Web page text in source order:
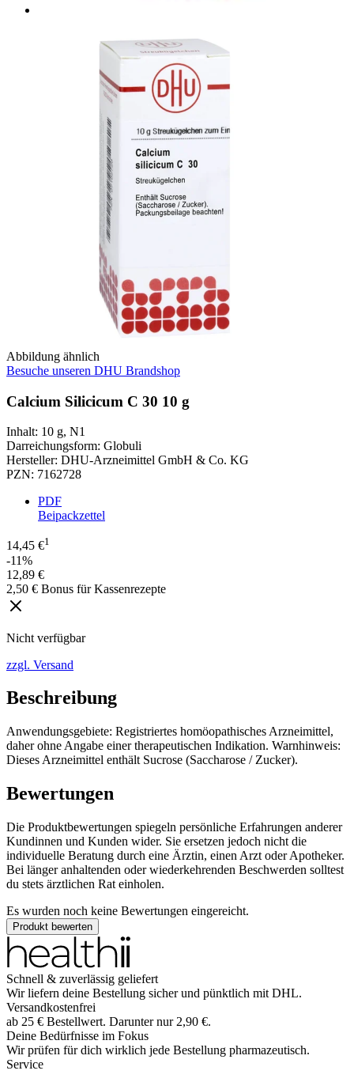
Abbildung ähnlich
Besuche unseren DHU Brandshop
Calcium Silicicum C 30 10 g
Inhalt: 10 g, N1
Darreichungsform: Globuli
Hersteller: DHU-Arzneimittel GmbH & Co. KG
PZN: 7162728
PDF
Beipackzettel
14,45 €1
-11%
12,89 €
2,50 € Bonus für Kassenrezepte
Nicht verfügbar
zzgl. Versand
Beschreibung
Anwendungsgebiete: Registriertes homöopathisches Arzneimittel,
daher ohne Angabe einer therapeutischen Indikation. Warnhinweis:
Dieses Arzneimittel enthält Sucrose (Saccharose / Zucker).
Bewertungen
Die Produktbewertungen spiegeln persönliche Erfahrungen anderer
Kundinnen und Kunden wider. Sie ersetzen jedoch nicht die
individuelle Beratung durch eine Ärztin, einen Arzt oder Apotheker.
Bei länger anhaltenden oder wiederkehrenden Beschwerden solltest
du stets ärztlichen Rat einholen.
Es wurden noch keine Bewertungen eingereicht.
Produkt bewerten
Schnell & zuverlässig geliefert
Wir liefern deine Bestellung sicher und pünktlich mit DHL.
Versandkostenfrei
ab 25 € Bestellwert. Darunter nur 2,90 €.
Deine Bedürfnisse im Fokus
Wir prüfen für dich wirklich jede Bestellung pharmazeutisch.
Service